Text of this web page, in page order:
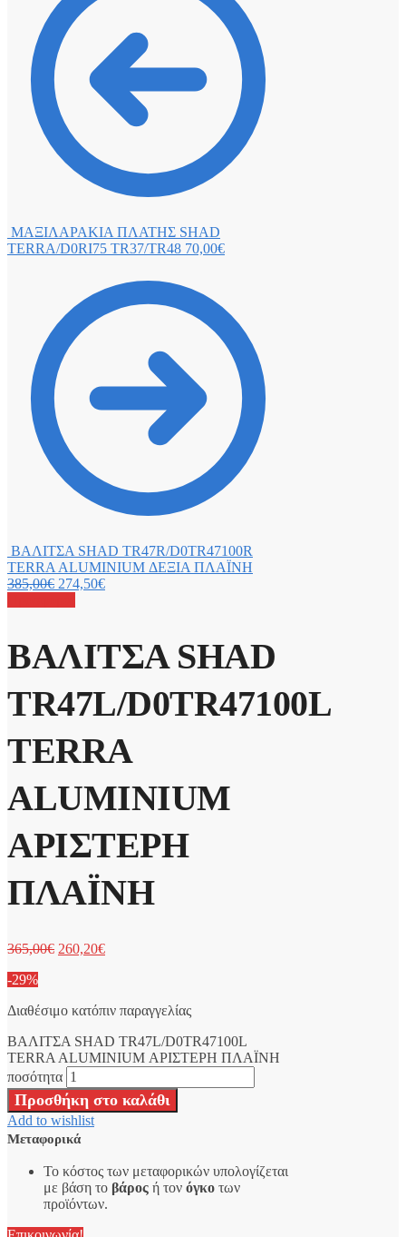
ΜΑΞΙΛΑΡΑΚΙΑ ΠΛΑΤΗΣ SHAD
TERRA/D0RI75 TR37/TR48 70,00€
ΒΑΛΙΤΣΑ SHAD TR47R/D0TR47100R
TERRA ALUMINIUM ΔΕΞΙΑ ΠΛΑΪΝΗ
385,00€ 274,50€
ΒΑΛΙΤΣΑ SHAD
TR47L/D0TR47100L
TERRA
ALUMINIUM
ΑΡΙΣΤΕΡΗ
ΠΛΑΪΝΗ
365,00€ 260,20€
-29%
Διαθέσιμο κατόπιν παραγγελίας
ΒΑΛΙΤΣΑ SHAD TR47L/D0TR47100L
TERRA ALUMINIUM ΑΡΙΣΤΕΡΗ ΠΛΑΪΝΗ
ποσότητα
Προσθήκη στο καλάθι
Add to wishlist
Μεταφορικά
Το κόστος των μεταφορικών υπολογίζεται
με βάση το βάρος ή τον όγκο των
προϊόντων.